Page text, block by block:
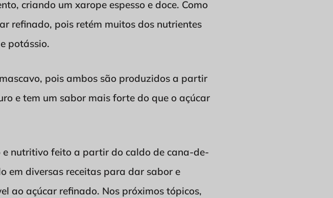
criando um xarope espesso e doce. Como
refinado, pois retém muitos dos nutrientes
potássio.
pois ambos são produzidos a partir
e tem um sabor mais forte do que o açúcar
e nutritivo feito a partir do caldo de cana-de-
em diversas receitas para dar sabor e
ao açúcar refinado. Nos próximos tópicos,